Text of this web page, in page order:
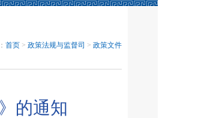
首页 > 政策法规与监督司 > 政策文件
的通知